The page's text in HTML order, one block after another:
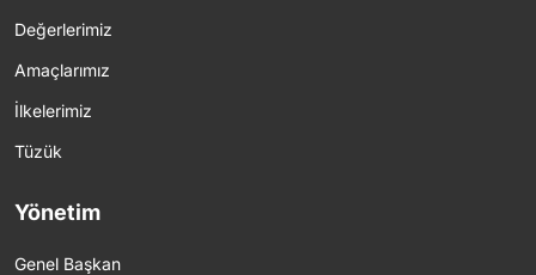
Değerlerimiz
Amaçlarımız
İlkelerimiz
Tüzük
Yönetim
Genel Başkan